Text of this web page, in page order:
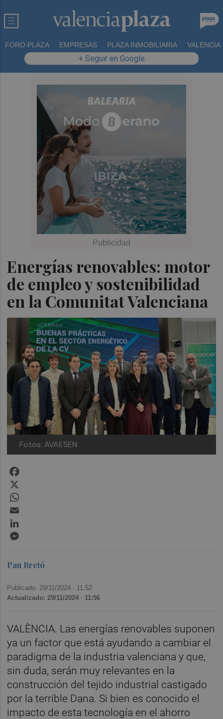
FORO PLAZA EMPRESAS PLAZA INMOBILIARIA VALÈNCIA
+ Seguir en Google
Energías renovables: motor
de empleo y sostenibilidad
en la Comunitat Valenciana
Fotos: AVAESEN
Pau Bretó
Publicado: 29/11/2024 · 11:52
Actualizado: 29/11/2024 · 11:56
VALÈNCIA. Las energías renovables suponen
ya un factor que está ayudando a cambiar el
paradigma de la industria valenciana y que,
sin duda, serán muy relevantes en la
construcción del tejido industrial castigado
por la terrible Dana. Si bien es conocido el
impacto de esta tecnología en el ahorro